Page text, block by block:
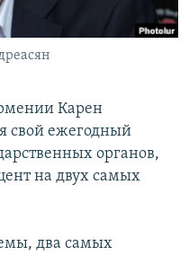
Карен
свой ежегодный
органов,
на двух самых
два самых